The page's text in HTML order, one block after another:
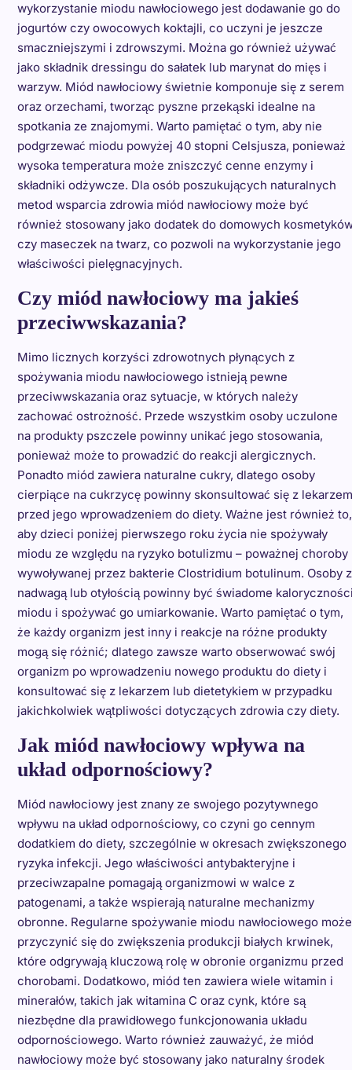
wykorzystanie miodu nawłociowego jest dodawanie go do
jogurtów czy owocowych koktajli, co uczyni je jeszcze
smaczniejszymi i zdrowszymi. Można go również używać
jako składnik dressingu do sałatek lub marynat do mięs i
warzyw. Miód nawłociowy świetnie komponuje się z serem
oraz orzechami, tworząc pyszne przekąski idealne na
spotkania ze znajomymi. Warto pamiętać o tym, aby nie
podgrzewać miodu powyżej 40 stopni Celsjusza, ponieważ
wysoka temperatura może zniszczyć cenne enzymy i
składniki odżywcze. Dla osób poszukujących naturalnych
metod wsparcia zdrowia miód nawłociowy może być
również stosowany jako dodatek do domowych
czy maseczek na twarz, co pozwoli na wykorzystanie jego
właściwości pielęgnacyjnych.
Czy miód nawłociowy ma jakieś
przeciwwskazania?
Mimo licznych korzyści zdrowotnych płynących z
spożywania miodu nawłociowego istnieją pewne
przeciwwskazania oraz sytuacje, w których należy
zachować ostrożność. Przede wszystkim osoby uczulone
na produkty pszczele powinny unikać jego stosowania,
ponieważ może to prowadzić do reakcji alergicznych.
Ponadto miód zawiera naturalne cukry, dlatego osoby
cierpiące na cukrzycę powinny skonsultować się z lekarzem
przed jego wprowadzeniem do diety. Ważne jest również to,
aby dzieci poniżej pierwszego roku życia nie spożywały
miodu ze względu na ryzyko botulizmu – poważnej choroby
wywoływanej przez bakterie Clostridium botulinum. Osoby z
nadwagą lub otyłością powinny być świadome
miodu i spożywać go umiarkowanie. Warto pamiętać o tym,
że każdy organizm jest inny i reakcje na różne produkty
mogą się różnić; dlatego zawsze warto obserwować swój
organizm po wprowadzeniu nowego produktu do diety i
konsultować się z lekarzem lub dietetykiem w przypadku
jakichkolwiek wątpliwości dotyczących zdrowia czy diety.
Jak miód nawłociowy wpływa na
układ odpornościowy?
Miód nawłociowy jest znany ze swojego pozytywnego
wpływu na układ odpornościowy, co czyni go cennym
dodatkiem do diety, szczególnie w okresach zwiększonego
ryzyka infekcji. Jego właściwości antybakteryjne i
przeciwzapalne pomagają organizmowi w walce z
patogenami, a także wspierają naturalne mechanizmy
obronne. Regularne spożywanie miodu nawłociowego może
przyczynić się do zwiększenia produkcji białych krwinek,
które odgrywają kluczową rolę w obronie organizmu przed
chorobami. Dodatkowo, miód ten zawiera wiele witamin i
minerałów, takich jak witamina C oraz cynk, które są
niezbędne dla prawidłowego funkcjonowania układu
odpornościowego. Warto również zauważyć, że miód
nawłociowy może być stosowany jako naturalny środek